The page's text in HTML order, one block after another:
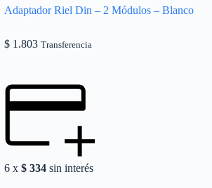
Adaptador Riel Din – 2 Módulos – Blanco
$ 1.803 Transferencia
6 x$ 334 sin interés